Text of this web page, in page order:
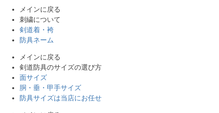
メインに戻る
刺繍について
剣道着・袴
防具ネーム
メインに戻る
剣道防具のサイズの選び方
面サイズ
胴・垂・甲手サイズ
防具サイズは当店にお任せ